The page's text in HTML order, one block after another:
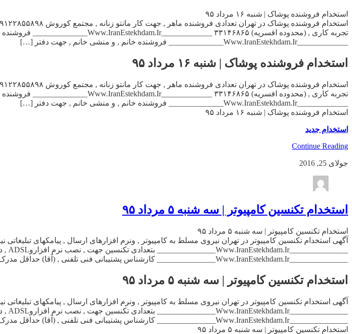
استخدام فروشنده پوشاک | شنبه ۱۶ مرداد ۹۵
_____________Www.IranEstekhdam.Ir______________ فروشنده خانم , و منشی خانم , جهت دفتر […]
استخدام فروشنده پوشاک | شنبه ۱۶ مرداد ۹۵
_____________Www.IranEstekhdam.Ir______________ فروشنده خانم , و منشی خانم , جهت دفتر […]
استخدام فروشنده پوشاک | شنبه ۱۶ مرداد ۹۵
استخدام جدید
Continue Reading
جولای 25, 2016
استخدام تکنسین کامپیوتر | سه شنبه ۵ مرداد ۹۵
استخدام تکنسین کامپیوتر | سه شنبه ۵ مرداد ۹۵
_______________Www.IranEstekhdam.Ir_______________ کارشناس پشتیبانی فنی تلفنی , (آقا) حداقل مدرک کاردانی , دررشته های کامپیوترومرتبط , دانش کافی درزمینه های کامپیوتر , […]
استخدام تکنسین کامپیوتر | سه شنبه ۵ مرداد ۹۵
_______________Www.IranEstekhdam.Ir_______________ کارشناس پشتیبانی فنی تلفنی , (آقا) حداقل مدرک کاردانی , دررشته های کامپیوترومرتبط , دانش کافی درزمینه های کامپیوتر , […]
استخدام تکنسین کامپیوتر | سه شنبه ۵ مرداد ۹۵